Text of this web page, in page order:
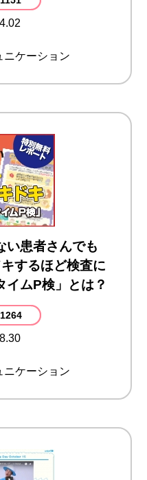
ニケーション
い患者さんでも
するほど検査に
イムP検」とは？
1264
ニケーション